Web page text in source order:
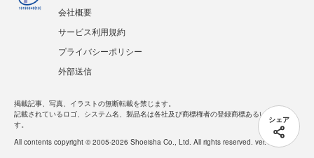
シェア
会社概要
サービス利用規約
プライバシーポリシー
外部送信
掲載記事、写真、イラストの無断転載を禁じます。
記載されているロゴ、システム名、製品名は各社及び商標権者の登録商標あるいは商標で
す。
All contents copyright © 2005-2026 Shoeisha Co., Ltd. All rights reserved. ver.1.5